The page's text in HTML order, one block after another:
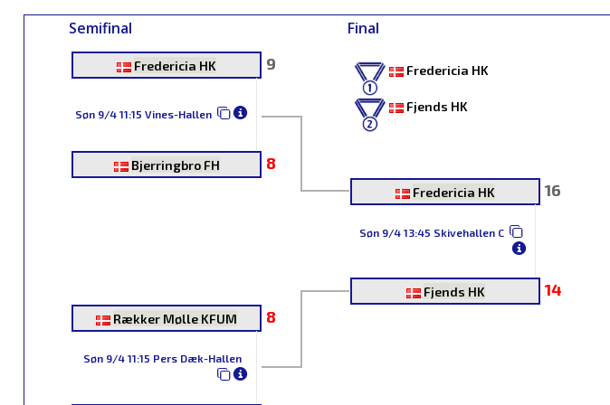
Semifinal Final
Fredericia HK 9
Søn 9/4 11:15 Vines-Hallen
Bjerringbro FH 8
Rækker Mølle KFUM 8
Søn 9/4 11:15 Pers Dæk-Hallen
Fredericia HK 16
Søn 9/4 13:45 Skivehallen C
Fjends HK 14
Fredericia HK
Fjends HK